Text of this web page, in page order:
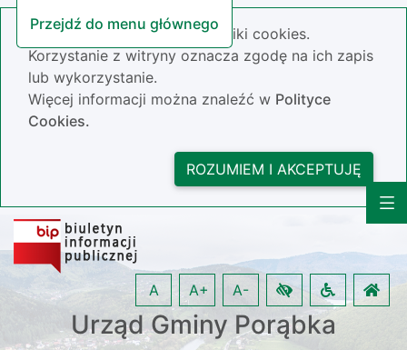
Przejdź do menu głównego
Nasza strona wykorzystuje pliki cookies.
Korzystanie z witryny oznacza zgodę na ich zapis
lub wykorzystanie.
Więcej informacji można znaleźć w Polityce
Cookies.
ROZUMIEM I AKCEPTUJĘ
Urząd Gminy Porąbka
A A+ A-